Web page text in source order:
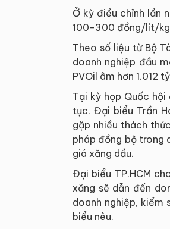
Ở kỳ điều chỉnh lần
100-300 đồng/lít/
Theo số liệu từ Bộ
doanh nghiệp đầu
PVOil âm hơn 1.012
Tại kỳ họp Quốc
tục. Đại biểu Trần
gặp nhiều thách
pháp đồng bộ trong
giá xăng dầu.
Đại biểu TP.HCM
xăng sẽ dẫn đến
doanh nghiệp, kiểm
biểu nêu.